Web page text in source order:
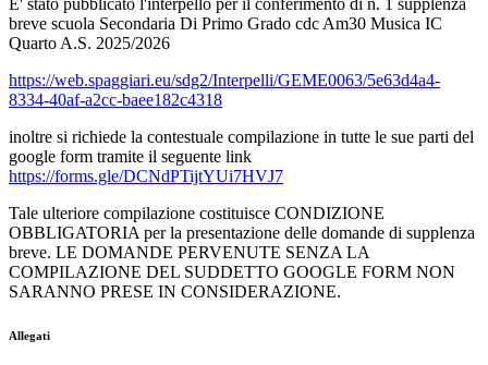
E' stato pubblicato l'interpello per il conferimento di n. 1 supplenza
breve scuola Secondaria Di Primo Grado cdc Am30 Musica IC
Quarto A.S. 2025/2026
https://web.spaggiari.eu/sdg2/Interpelli/GEME0063/5e63d4a4-
8334-40af-a2cc-baee182c4318
inoltre si richiede la contestuale compilazione in tutte le sue parti del
google form tramite il seguente link
https://forms.gle/DCNdPTijtYUi7HVJ7
Tale ulteriore compilazione costituisce CONDIZIONE
OBBLIGATORIA per la presentazione delle domande di supplenza
breve. LE DOMANDE PERVENUTE SENZA LA
COMPILAZIONE DEL SUDDETTO GOOGLE FORM NON
SARANNO PRESE IN CONSIDERAZIONE.
Allegati